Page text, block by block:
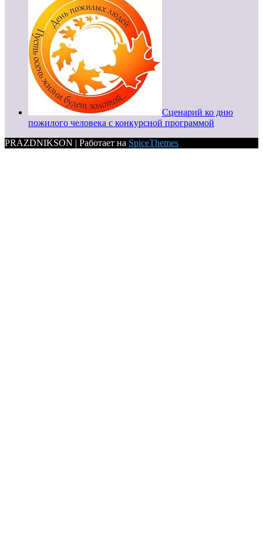
Сценарий ко дню
пожилого человека с конкурсной программой
PRAZDNIKSON | Работает на SpiceThemes